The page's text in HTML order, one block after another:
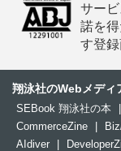
サー
諾を
す登
翔泳社のWebメディ
SEBook 翔泳社の本
CommerceZine
AIdiver